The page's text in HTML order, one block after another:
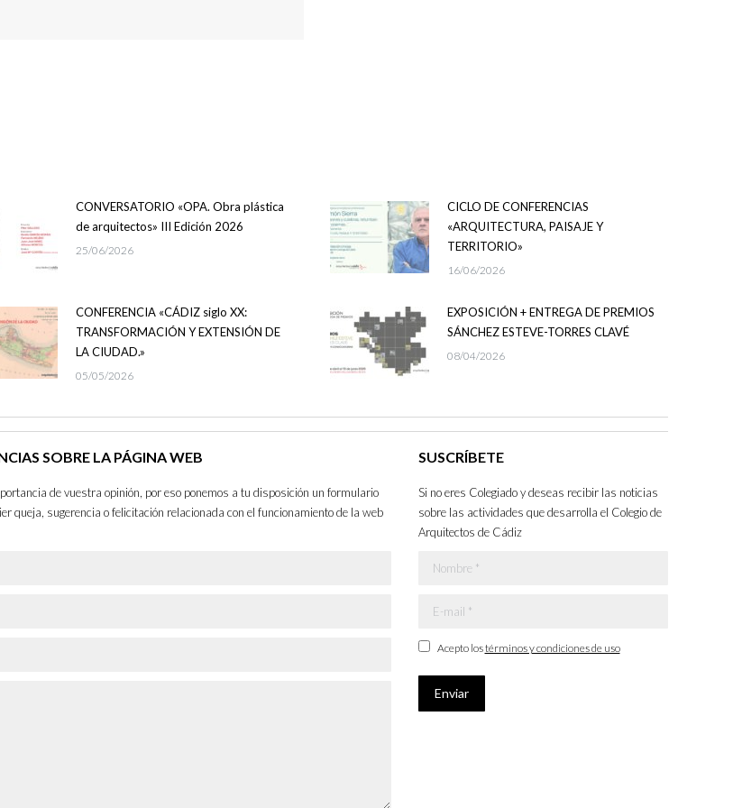
CONVERSATORIO «OPA. Obra plástica
de arquitectos» III Edición 2026
25/06/2026
CICLO DE CONFERENCIAS
«ARQUITECTURA, PAISAJE Y
TERRITORIO»
16/06/2026
CONFERENCIA «CÁDIZ siglo XX:
TRANSFORMACIÓN Y EXTENSIÓN DE
LA CIUDAD.»
05/05/2026
EXPOSICIÓN + ENTREGA DE PREMIOS
SÁNCHEZ ESTEVE-TORRES CLAVÉ
08/04/2026
SOBRE LA PÁGINA WEB
de vuestra opinión, por eso ponemos a tu disposición un formulario
queja, sugerencia o felicitación relacionada con el funcionamiento de la web
SUSCRÍBETE
Si no eres Colegiado y deseas recibir las noticias
sobre las actividades que desarrolla el Colegio de
Arquitectos de Cádiz
Nombre *
E-mail *
Acepto lostérminos y condiciones de uso
Enviar